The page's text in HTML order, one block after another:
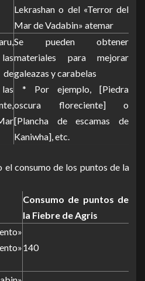
Lekrashan o del «Terror del
Mar de Vadabin» atemar
Se pueden obtener
materiales para mejorar
galeazas y carabelas
* Por ejemplo, [Piedra
oscura floreciente] o
[Plancha de escamas de
Kaniwha], etc.
el consumo de los puntos de la
Consumo de puntos de
la Fiebre de Agris
140